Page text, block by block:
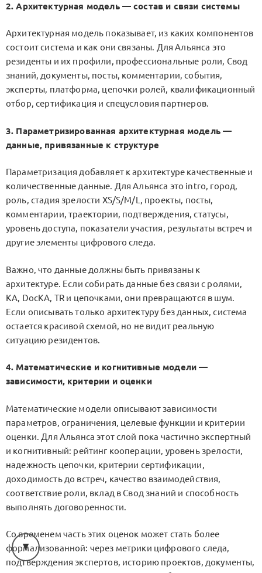
2. Архитектурная модель — состав и связи системы
Архитектурная модель показывает, из каких компонентов
состоит система и как они связаны. Для Альянса это
резиденты и их профили, профессиональные роли, Свод
знаний, документы, посты, комментарии, события,
эксперты, платформа, цепочки ролей, квалификационный
отбор, сертификация и спецусловия партнеров.
3. Параметризированная архитектурная модель —
данные, привязанные к структуре
Параметризация добавляет к архитектуре качественные и
количественные данные. Для Альянса это intro, город,
роль, стадия зрелости XS/S/M/L, проекты, посты,
комментарии, траектории, подтверждения, статусы,
уровень доступа, показатели участия, результаты встреч и
другие элементы цифрового следа.
Важно, что данные должны быть привязаны к
архитектуре. Если собирать данные без связи с ролями,
KA, DocKA, TR и цепочками, они превращаются в шум.
Если описывать только архитектуру без данных, система
остается красивой схемой, но не видит реальную
ситуацию резидентов.
4. Математические и когнитивные модели —
зависимости, критерии и оценки
Математические модели описывают зависимости
параметров, ограничения, целевые функции и критерии
оценки. Для Альянса этот слой пока частично экспертный
и когнитивный: рейтинг кооперации, уровень зрелости,
надежность цепочки, критерии сертификации,
доходимость до встреч, качество взаимодействия,
соответствие роли, вклад в Свод знаний и способность
выполнять договоренности.
Со временем часть этих оценок может стать более
формализованной: через метрики цифрового следа,
подтверждения экспертов, историю проектов, документы,